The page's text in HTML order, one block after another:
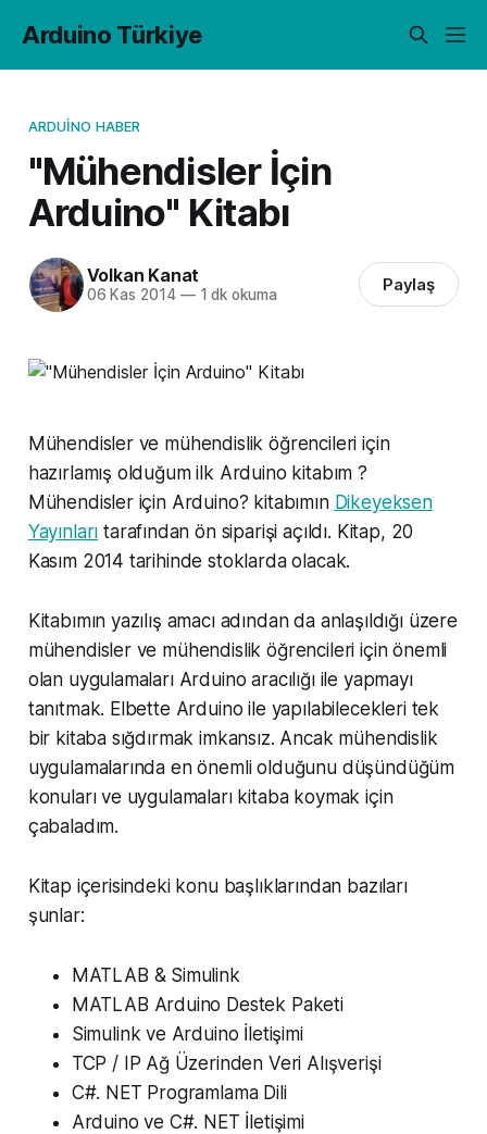
Arduino Türkiye
ARDUINO HABER
"Mühendisler İçin
Arduino" Kitabı
Volkan Kanat
06 Kas 2014 —1 dk okuma Paylaş
Mühendisler ve mühendislik öğrencileri için
hazırlamış olduğum ilk Arduino kitabım ?
Mühendisler için Arduino? kitabımın Dikeyeksen
Yayınları tarafından ön siparişi açıldı. Kitap, 20
Kasım 2014 tarihinde stoklarda olacak.
Kitabımın yazılış amacı adından da anlaşıldığı üzere
mühendisler ve mühendislik öğrencileri için önemli
olan uygulamaları Arduino aracılığı ile yapmayı
tanıtmak. Elbette Arduino ile yapılabilecekleri tek
bir kitaba sığdırmak imkansız. Ancak mühendislik
uygulamalarında en önemli olduğunu düşündüğüm
konuları ve uygulamaları kitaba koymak için
çabaladım.
Kitap içerisindeki konu başlıklarından bazıları
şunlar:
MATLAB & Simulink
MATLAB Arduino Destek Paketi
Simulink ve Arduino İletişimi
TCP / IP Ağ Üzerinden Veri Alışverişi
C#. NET Programlama Dili
Arduino ve C#. NET İletişimi